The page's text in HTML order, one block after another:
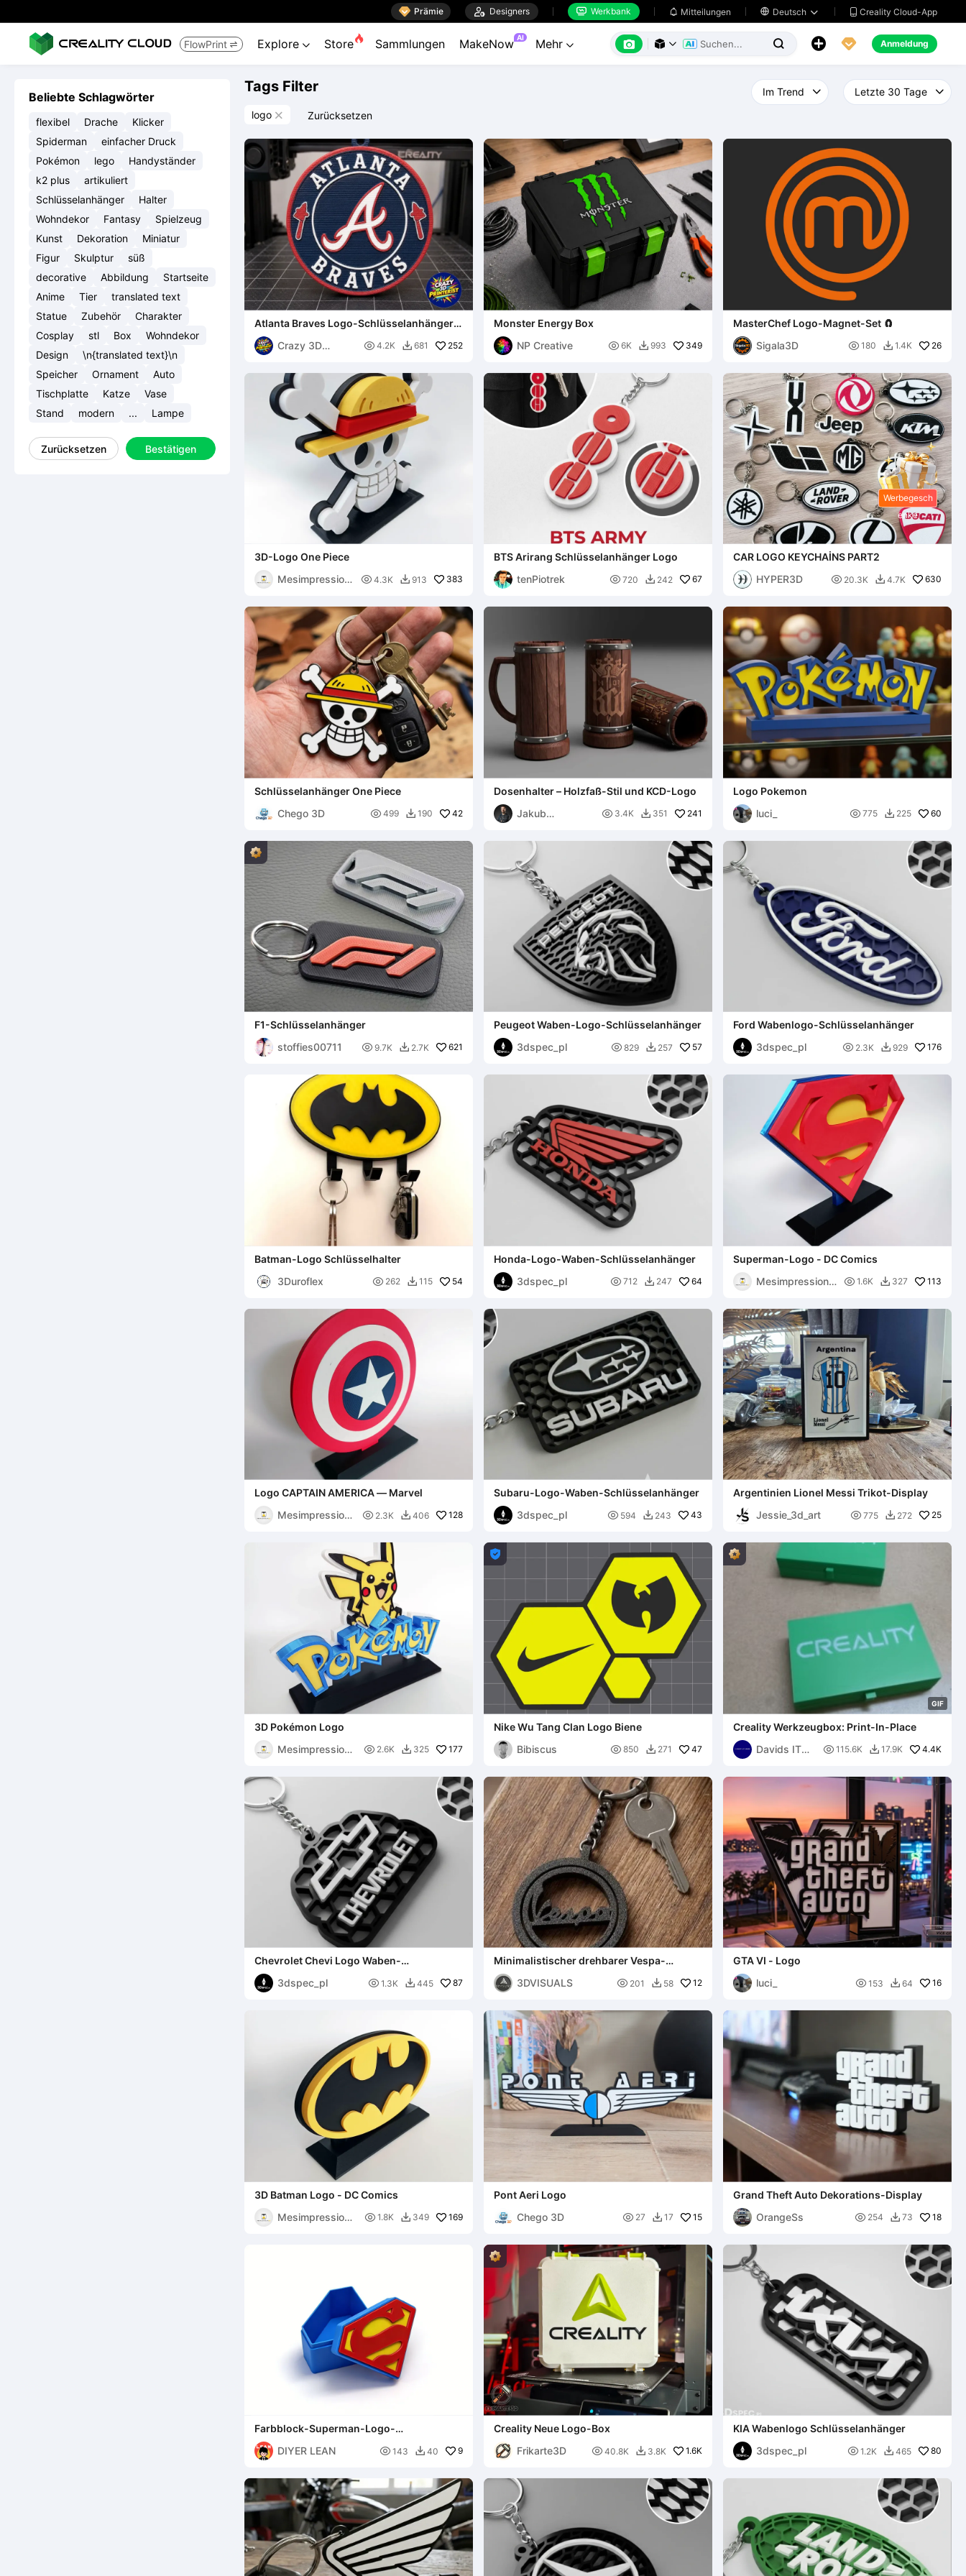
 Prämie  Designers  Werkbank  Mitteilungen  Deutsch   Creality Cloud-App
FlowPrint  Explore  Store Sammlungen MakeNow AI Mehr        Anmeldung
Beliebte Schlagwörter
flexibel Drache
Klicker
Spiderman
einfacher Druck
Pokémon
lego
Handyständer
k2 plus
artikuliert
Schlüsselanhänger
Halter
Wohndekor
Fantasy
Spielzeug
Kunst
Dekoration
Miniatur
Figur
Skulptur
süß
decorative
Abbildung
Startseite
Anime
Tier
translated text
Statue
Zubehör
Charakter
Cosplay
stl Box
Wohndekor
Design
\n{translated text}\n
Speicher
Ornament
Auto
Tischplatte
Katze
Vase
Stand
modern ... Lampe
Zurücksetzen Bestätigen
Tags Filter
logo  Zurücksetzen
Atlanta Braves Logo-Schlüsselanhänger
(3 Farben)
Crazy 3D
 4.2K  681 252
Monster Energy Box
NP Creative
 6K  993 349
MasterChef Logo-Magnet-Set 🧲
Sigala3D
 180  1.4K 26
3D-Logo One Piece
Mesimpression
 4.3K  913 383
BTS Arirang Schlüsselanhänger Logo
tenPiotrek
 720  242 67
CAR LOGO KEYCHAİNS PART2
HYPER3D
 20.3K  4.7K 630
Schlüsselanhänger One Piece
Chego 3D
 499  190 42
Dosenhalter – Holzfaß-Stil und KCD-Logo
Jakub
 3.4K  351 241
Logo Pokemon
luci_
 775  225 60
F1-Schlüsselanhänger
stoffies00711
 9.7K  2.7K 621
Peugeot Waben-Logo-Schlüsselanhänger
3dspec_pl
 829  257 57
Ford Wabenlogo-Schlüsselanhänger
3dspec_pl
 2.3K  929 176
Batman-Logo Schlüsselhalter
3Duroflex
 262  115 54
Honda-Logo-Waben-Schlüsselanhänger
3dspec_pl
 712  247 64
Superman-Logo - DC Comics
Mesimpressions
 1.6K  327 113
Logo CAPTAIN AMERICA — Marvel
Mesimpression
 2.3K  406 128
Subaru-Logo-Waben-Schlüsselanhänger
3dspec_pl
 594  243 43
Argentinien Lionel Messi Trikot-Display
Jessie_3d_art
 775  272 25
3D Pokémon Logo
Mesimpressions
 2.6K  325 177

Nike Wu Tang Clan Logo Biene
Bibiscus
 850  271 47
GIF
Creality Werkzeugbox: Print-In-Place
Davids IT
 115.6K  17.9K 4.4K
Chevrolet Chevi Logo Waben-
Schlüsselanhänger
3dspec_pl
 1.3K  445 87
Minimalistischer drehbarer Vespa-
Schlüsselanhänger
3DVISUALS
 201  58 12
GTA VI - Logo
luci_
 153  64 16
3D Batman Logo - DC Comics
Mesimpressions
 1.8K  349 169
Pont Aeri Logo
Chego 3D
 27  17 15
Grand Theft Auto Dekorations-Display
OrangeSs
 254  73 18
Farbblock-Superman-Logo-
Aufbewahrungsbox
DIYER LEAN
 143  40 9
Creality Neue Logo-Box
Frikarte3D
 40.8K  3.8K 1.6K
KIA Wabenlogo Schlüsselanhänger
3dspec_pl
 1.2K  465 80
Werbegesch
enke